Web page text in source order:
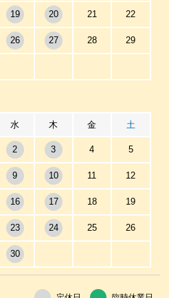
19 20 21 22
26 27 28 29
水 木 金 土
2 3 4 5
9 10 11 12
16 17 18 19
23 24 25 26
30